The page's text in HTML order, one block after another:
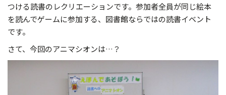
つける読書のレクリエーションです。参加者全員が同じ絵本
を読んでゲームに参加する、図書館ならではの読書イベント
です。
さて、今回のアニマシオンは…？